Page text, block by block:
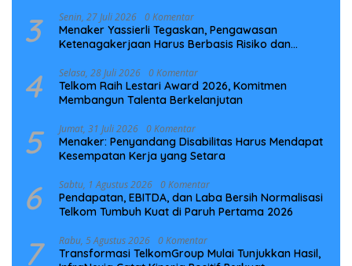
3 Senin, 27 Juli 2026 0 Komentar
Menaker Yassierli Tegaskan, Pengawasan
Ketenagakerjaan Harus Berbasis Risiko dan
4 Selasa, 28 Juli 2026 0 Komentar
Telkom Raih Lestari Award 2026, Komitmen
Membangun Talenta Berkelanjutan
5 Jumat, 31 Juli 2026 0 Komentar
Menaker: Penyandang Disabilitas Harus Mendapat
Kesempatan Kerja yang Setara
6 Sabtu, 1 Agustus 2026 0 Komentar
Pendapatan, EBITDA, dan Laba Bersih Normalisasi
Telkom Tumbuh Kuat di Paruh Pertama 2026
7 Rabu, 5 Agustus 2026 0 Komentar
Transformasi TelkomGroup Mulai Tunjukkan Hasil,